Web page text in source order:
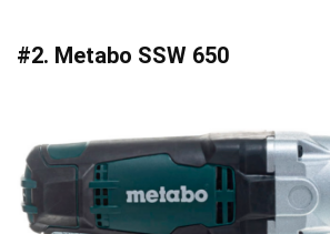
#2. Metabo SSW 650